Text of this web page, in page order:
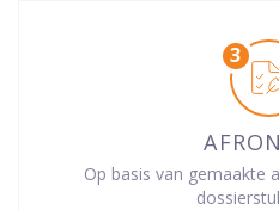
Op basis van gemaakte